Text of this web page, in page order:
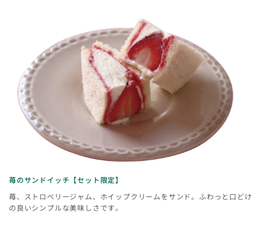
苺のサンドイッチ【セット限定】
苺、ストロベリージャム、ホイップクリームをサンド。ふわっと口どけ
の良いシンプルな美味しさです。